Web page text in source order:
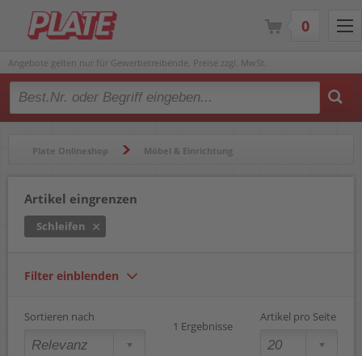
Angebote gelten nur für Gewerbetreibende. Preise zzgl. MwSt.
Type 2 or more characters for results.
Plate Onlineshop Möbel & Einrichtung
Artikel eingrenzen
Schleifen
Filter einblenden
Sortieren nach
1 Ergebnisse
Artikel pro Seite
0